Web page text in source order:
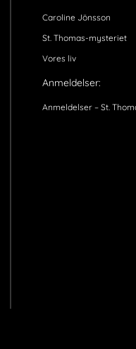
Caroline Jönsson
St. Thomas-mysteriet
Vores liv
Anmeldelser:
Anmeldelser – St.